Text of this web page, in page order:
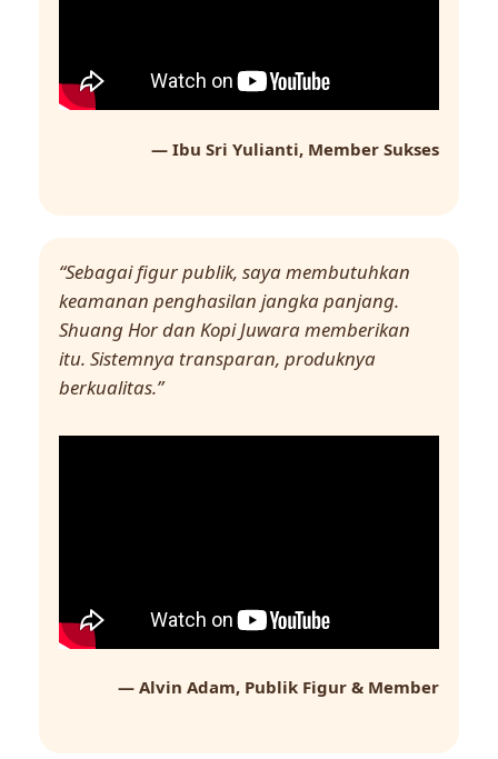
— Ibu Sri Yulianti, Member Sukses
“Sebagai figur publik, saya membutuhkan
keamanan penghasilan jangka panjang.
Shuang Hor dan Kopi Juwara memberikan
itu. Sistemnya transparan, produknya
berkualitas.”
— Alvin Adam, Publik Figur & Member